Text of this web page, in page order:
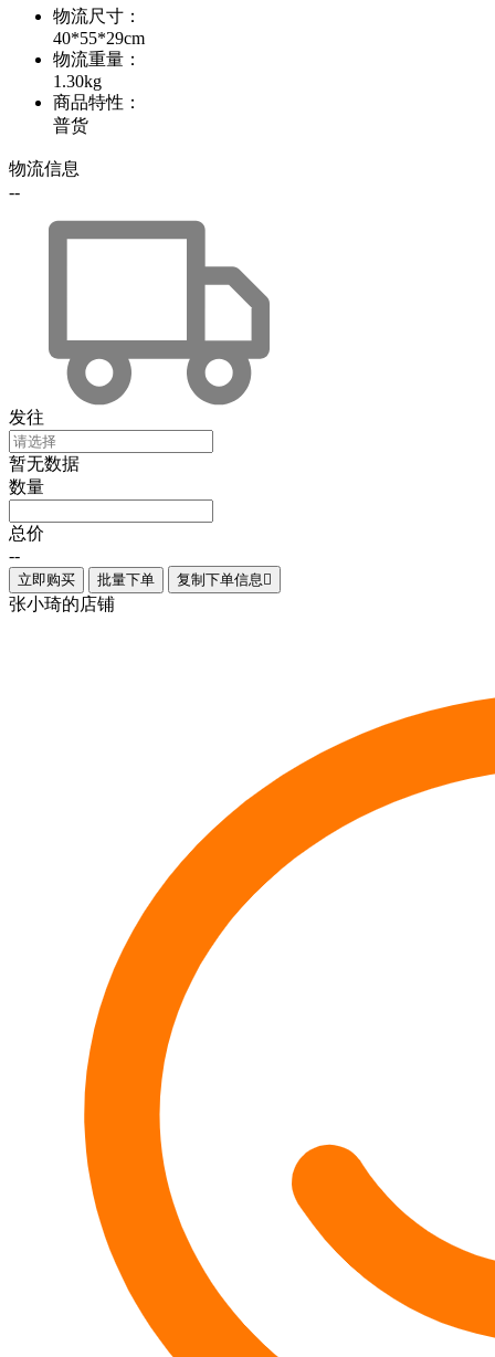
物流尺寸 ：
40*55*29cm
物流重量 ：
1.30kg
商品特性 ：
普货
物流信息
--
发往
暂无数据
数量
总价
--
立即购买 批量下单 复制下单信息 
张小琦的店铺